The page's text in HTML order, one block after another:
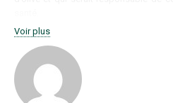
Les graisses de l’avocat sont
l’oxydation induite par la chaleur, ce
sain et sûr pour la cuisine.
4. L’ avocat est chargé de fibres
Les fibres sont un autre élément
riche. C’est une matière végétale
Voir plus